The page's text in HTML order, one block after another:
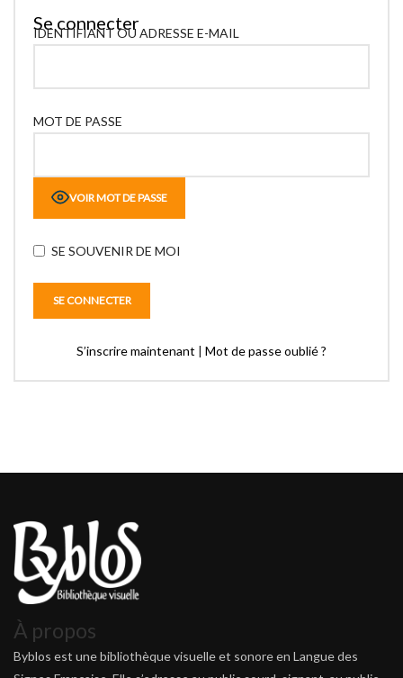
Se connecter
IDENTIFIANT OU ADRESSE E-MAIL
MOT DE PASSE
VOIR MOT DE PASSE
SE SOUVENIR DE MOI
S’inscrire maintenant | Mot de passe oublié ?
À propos
Byblos est une bibliothèque visuelle et sonore en Langue des